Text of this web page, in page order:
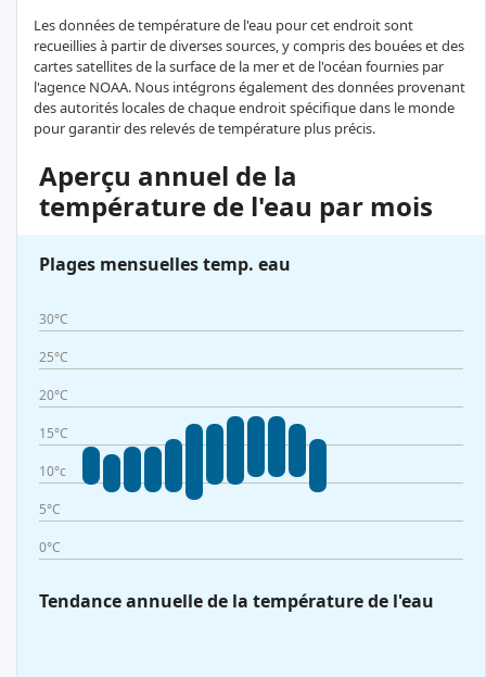
Les données de température de l'eau pour cet endroit sont
recueillies à partir de diverses sources, y compris des bouées et des
cartes satellites de la surface de la mer et de l'océan fournies par
l'agence NOAA. Nous intégrons également des données provenant
des autorités locales de chaque endroit spécifique dans le monde
pour garantir des relevés de température plus précis.
Aperçu annuel de la
température de l'eau par mois
Plages mensuelles temp. eau
30°C
25°C
20°C
15°C
10°c
5°C
0°C
Tendance annuelle de la température de l'eau